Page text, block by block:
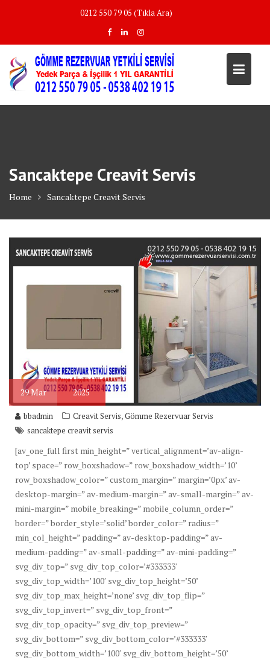
0212 550 79 05 (Tıkla Ara)
Sancaktepe Creavit Servis
Home Sancaktepe Creavit Servis
29Mar 2025
bbadmin Creavit Servis,Gömme Rezervuar Servis
sancaktepe creavit servis
[av_one_full first min_height=” vertical_alignment=’av-align-
top’ space=” row_boxshadow=” row_boxshadow_width=’10’
row_boxshadow_color=” custom_margin=” margin=’0px’ av-
desktop-margin=” av-medium-margin=” av-small-margin=” av-
mini-margin=” mobile_breaking=” mobile_column_order=”
border=” border_style=’solid’ border_color=” radius=”
min_col_height=” padding=” av-desktop-padding=” av-
medium-padding=” av-small-padding=” av-mini-padding=”
svg_div_top=” svg_div_top_color=’#333333′
svg_div_top_width=’100′ svg_div_top_height=’50’
svg_div_top_max_height=’none’ svg_div_top_flip=”
svg_div_top_invert=” svg_div_top_front=”
svg_div_top_opacity=” svg_div_top_preview=”
svg_div_bottom=” svg_div_bottom_color=’#333333′
svg_div_bottom_width=’100′ svg_div_bottom_height=’50’